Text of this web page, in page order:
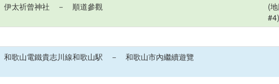
伊太祈曾神社 － 順道參觀
(
#4)
和歌山電鐵貴志川線和歌山駅 － 和歌山市內繼續遊覽